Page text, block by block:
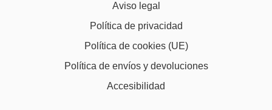
Aviso legal
Política de privacidad
Política de cookies (UE)
Política de envíos y devoluciones
Accesibilidad